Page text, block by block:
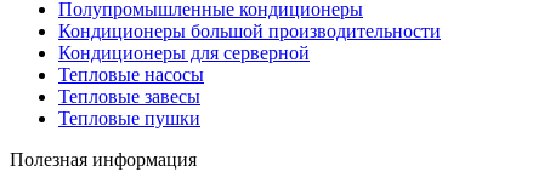
Полупромышленные кондиционеры
Кондиционеры большой производительности
Кондиционеры для серверной
Тепловые насосы
Тепловые завесы
Тепловые пушки
Полезная информация